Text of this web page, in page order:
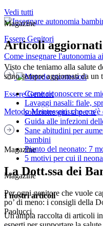
Vedi tutti
Essere Genitori
Come insegnare l'autonomia
Essere Genitori
Metodo Montessori: che
Magazine
La Dott.ssa dei
Per ogni genitore che vuole
po’ di meno: i consigli della
Paolucci.
Magazine
Articoli aggiornati
Visto che teniamo alla salute
sono sempre aggiornati da un
Come riconoscere se
Lavaggi nasali: fiale,
soluzione giusta per te
Guida alle infezioni
Sane abitudini per
bambini
Pianto del neonato: 7
5 motivi per cui il
Magazine
I nostri articoli
Un'ampia raccolta di articoli